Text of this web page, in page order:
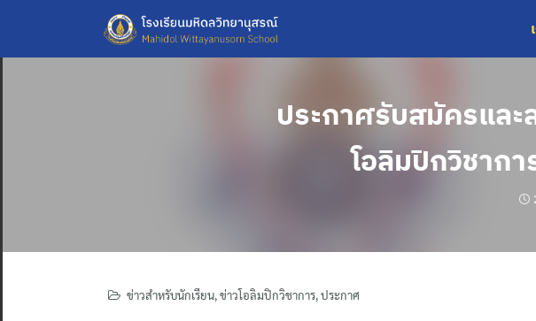
content
ประกาศรับสมัครและ
โอลิมปิกวิชาก
ข่าวสำหรับนักเรียน,ข่าวโอลิมปิกวิชาการ,ประกาศ